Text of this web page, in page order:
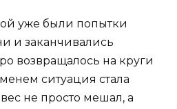
уже были попытки
и заканчивались
возвращалось на круги
ситуация стала
не просто мешал, а